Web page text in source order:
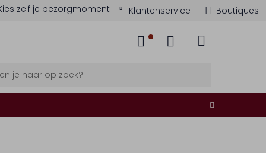
zelf je bezorgmoment Klantenservice Boutiques